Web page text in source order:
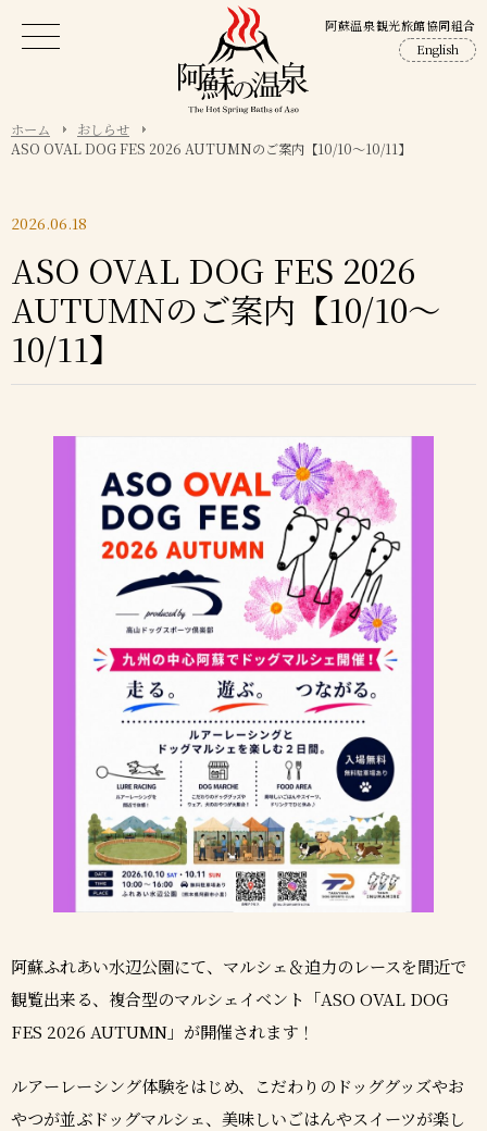
阿蘇温泉観光旅館協同組合
English
ホーム
おしらせ
ASO OVAL DOG FES 2026 AUTUMNのご案内【10/10～10/11】
2026.06.18
ASO OVAL DOG FES 2026
AUTUMNのご案内【10/10～
10/11】
阿蘇ふれあい水辺公園にて、マルシェ＆迫力のレースを間近で
観覧出来る、複合型のマルシェイベント「ASO OVAL DOG
FES 2026 AUTUMN」が開催されます！
ルアーレーシング体験をはじめ、こだわりのドッググッズやお
やつが並ぶドッグマルシェ、美味しいごはんやスイーツが楽し